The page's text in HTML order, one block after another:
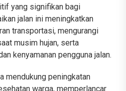
yang signifikan bagi
jalan ini meningkatkan
transportasi, mengurangi
musim hujan, serta
kenyamanan pengguna jalan.
mendukung peningkatan
warga, memperlancar